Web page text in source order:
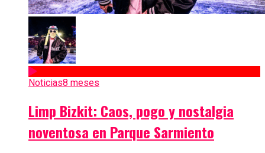
Noticias8 meses
Limp Bizkit: Caos, pogo y nostalgia
noventosa en Parque Sarmiento